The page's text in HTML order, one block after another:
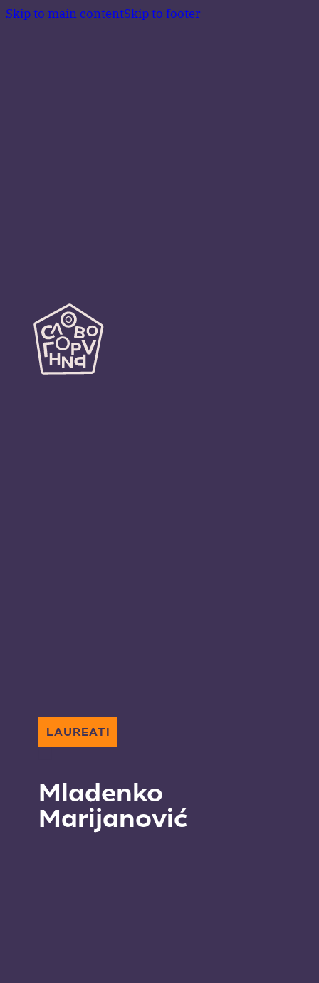
Skip to main contentSkip to footer
LAUREATI
Mladenko
Marijanović